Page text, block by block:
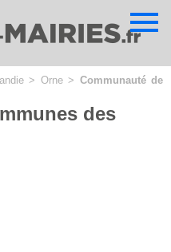
> Orne> Communauté de
des